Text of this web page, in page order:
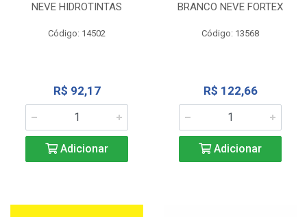
NEVE HIDROTINTAS
Código: 14502
R$ 92,17
Adicionar
BRANCO NEVE FORTEX
Código: 13568
R$ 122,66
Adicionar